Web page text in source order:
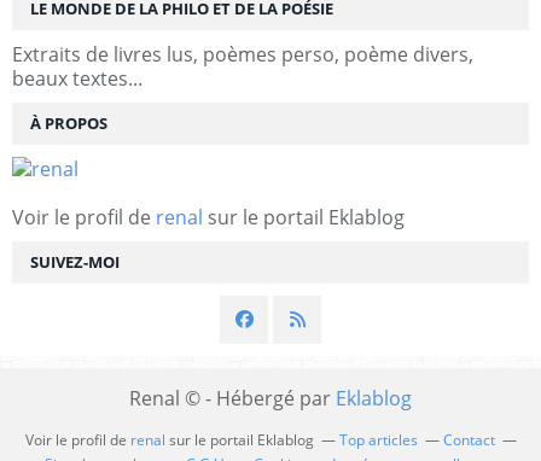
SUIVEZ-MOI
LE MONDE DE LA PHILO ET DE LA POÉSIE
Extraits de livres lus, poèmes perso, poème divers,
beaux textes...
À PROPOS
Voir le profil de renal sur le portail Eklablog
Renal © - Hébergé par Eklablog
Voir le profil de renal sur le portail Eklablog Top articles
Contact